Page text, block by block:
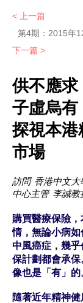
< 上一篇
第4期： 2015年
下一篇 >
供不應求
子虛烏有
探視本
市場
訪問 香港中文
中心主管 李誠教
購買醫療保險
情，無論小病
中風癌症，幾
保計劃都會承
像也是「有」的
隨著近年精神